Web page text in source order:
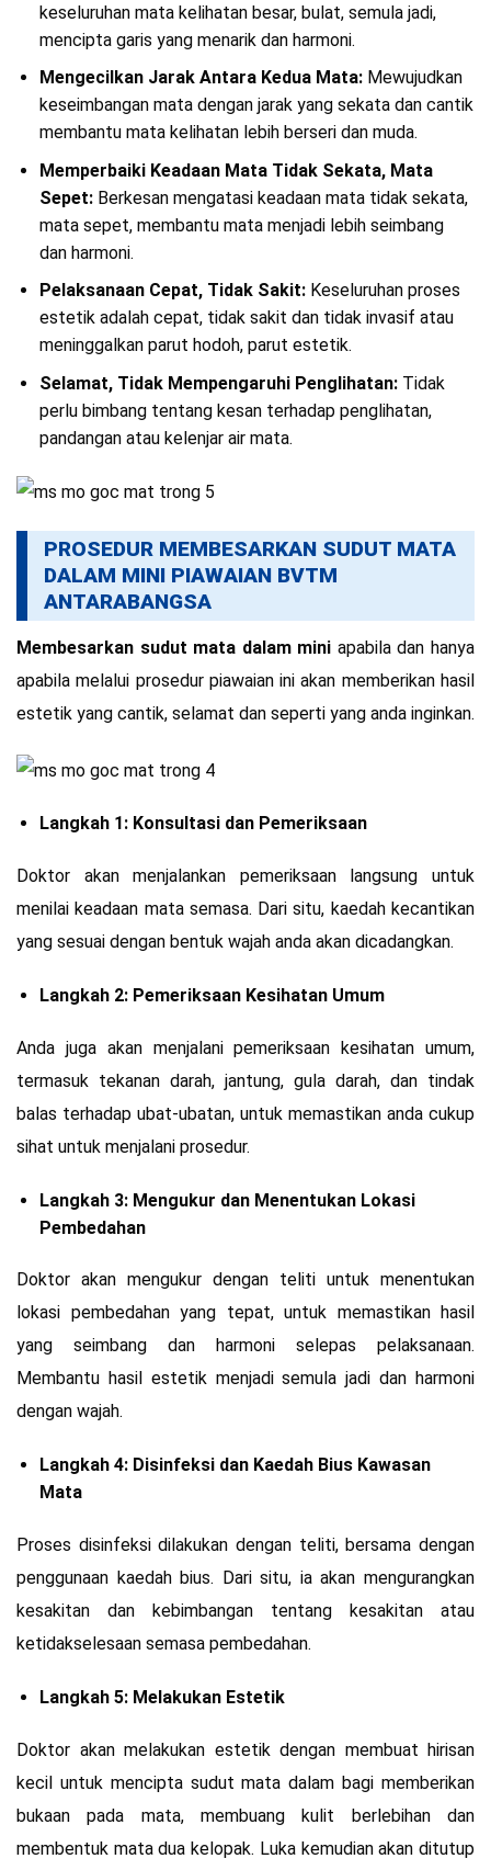
keseluruhan mata kelihatan besar, bulat, semula jadi,
mencipta garis yang menarik dan harmoni.
Mengecilkan Jarak Antara Kedua Mata:Mewujudkan
keseimbangan mata dengan jarak yang sekata dan cantik
membantu mata kelihatan lebih berseri dan muda.
Memperbaiki Keadaan Mata Tidak Sekata, Mata
Sepet:Berkesan mengatasi keadaan mata tidak sekata,
mata sepet, membantu mata menjadi lebih seimbang
dan harmoni.
Pelaksanaan Cepat, Tidak Sakit:Keseluruhan proses
estetik adalah cepat, tidak sakit dan tidak invasif atau
meninggalkan parut hodoh, parut estetik.
Selamat, Tidak Mempengaruhi Penglihatan:Tidak
perlu bimbang tentang kesan terhadap penglihatan,
pandangan atau kelenjar air mata.
PROSEDUR MEMBESARKAN SUDUT MATA
DALAM MINI PIAWAIAN BVTM
ANTARABANGSA
Membesarkan sudut mata dalam mini apabila dan hanya
apabila melalui prosedur piawaian ini akan memberikan hasil
estetik yang cantik, selamat dan seperti yang anda inginkan.
Langkah 1: Konsultasi dan Pemeriksaan
Doktor akan menjalankan pemeriksaan langsung untuk
menilai keadaan mata semasa. Dari situ, kaedah kecantikan
yang sesuai dengan bentuk wajah anda akan dicadangkan.
Langkah 2: Pemeriksaan Kesihatan Umum
Anda juga akan menjalani pemeriksaan kesihatan umum,
termasuk tekanan darah, jantung, gula darah, dan tindak
balas terhadap ubat-ubatan, untuk memastikan anda cukup
sihat untuk menjalani prosedur.
Langkah 3: Mengukur dan Menentukan Lokasi
Pembedahan
Doktor akan mengukur dengan teliti untuk menentukan
lokasi pembedahan yang tepat, untuk memastikan hasil
yang seimbang dan harmoni selepas pelaksanaan.
Membantu hasil estetik menjadi semula jadi dan harmoni
dengan wajah.
Langkah 4: Disinfeksi dan Kaedah Bius Kawasan
Mata
Proses disinfeksi dilakukan dengan teliti, bersama dengan
penggunaan kaedah bius. Dari situ, ia akan mengurangkan
kesakitan dan kebimbangan tentang kesakitan atau
ketidakselesaan semasa pembedahan.
Langkah 5: Melakukan Estetik
Doktor akan melakukan estetik dengan membuat hirisan
kecil untuk mencipta sudut mata dalam bagi memberikan
bukaan pada mata, membuang kulit berlebihan dan
membentuk mata dua kelopak. Luka kemudian akan ditutup